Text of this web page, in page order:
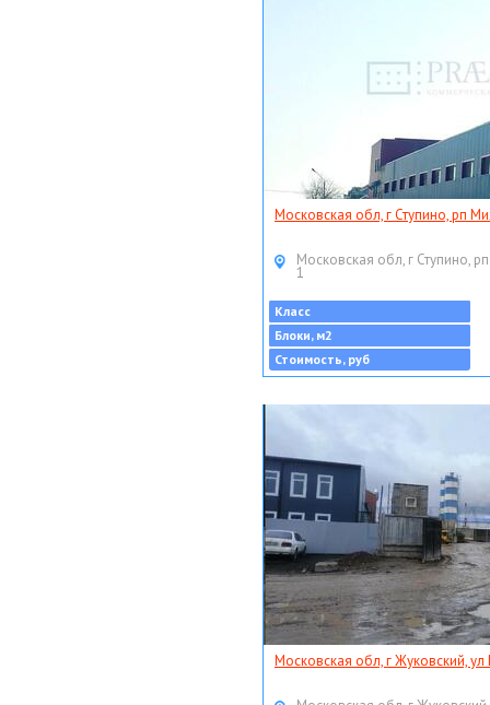
Московская обл, г Ступино, рп
Московская обл, г Ступино,
1
Класс
Блоки, м2
Стоимость, руб
Московская обл, г Жуковский,